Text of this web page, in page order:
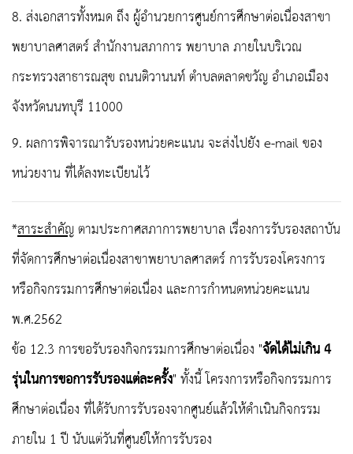
8. ส่งเอกสารทั้งหมด ถึง ผู้อำนวยการศูนย์การศึกษาต่อเนื่องสาขา
พยาบาลศาสตร์ สำนักงานสภาการ พยาบาล ภายในบริเวณ
กระทรวงสาธารณสุข ถนนติวานนท์ ตำบลตลาดขวัญ อำเภอเมือง
จังหวัดนนทบุรี 11000
9. ผลการพิจารณารับรองหน่วยคะแนนจะส่งไปยังe-mail ของ
หน่วยงานที่ได้ลงทะเบียนไว้
*สาระสำคัญตามประกาศสภาการพยาบาล เรื่องการรับรองสถาบัน
ที่จัดการศึกษาต่อเนื่องสาขาพยาบาลศาสตร์ การรับรองโครงการ
หรือกิจกรรมการศึกษาต่อเนื่อง และการกำหนดหน่วยคะแนน
พ.ศ.2562
ข้อ 12.3 การขอรับรองกิจกรรมการศึกษาต่อเนื่อง "จัดได้ไม่เกิน 4
รุ่นในการขอการรับรองแต่ละครั้ง" ทั้งนี้ โครงการหรือกิจกรรมการ
ศึกษาต่อเนื่อง ที่ได้รับการรับรองจากศูนย์แล้วให้ดำเนินกิจกรรม
ภายใน 1 ปี นับแต่วันที่ศูนย์ให้การรับรอง